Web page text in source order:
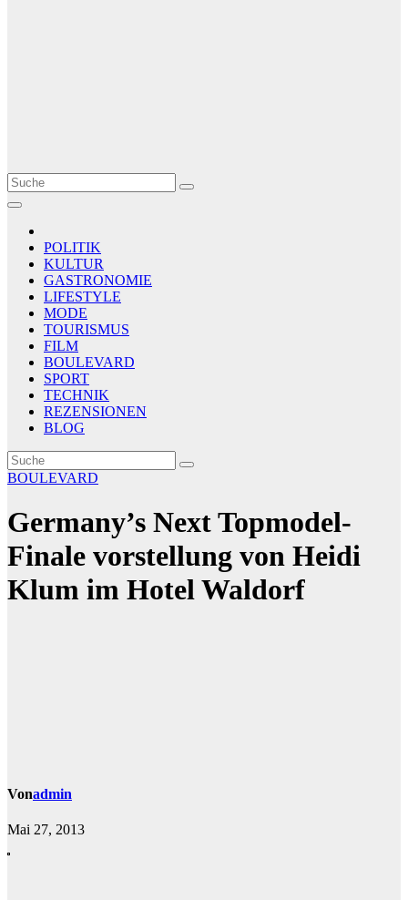
Le Matin
AGENCE DE PRESSE
POLITIK
KULTUR
GASTRONOMIE
LIFESTYLE
MODE
TOURISMUS
FILM
BOULEVARD
SPORT
TECHNIK
REZENSIONEN
BLOG
BOULEVARD
Germany’s Next Topmodel-
Finale vorstellung von Heidi
Klum im Hotel Waldorf
Vonadmin
Mai 27, 2013